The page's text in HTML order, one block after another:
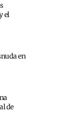
el
en
de